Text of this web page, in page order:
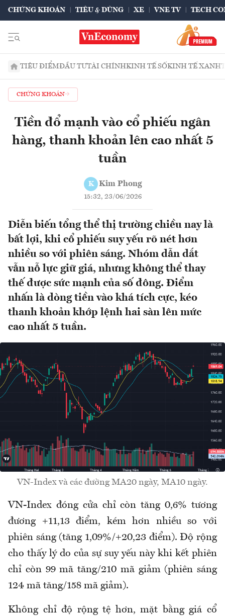
CHỨNG KHOÁN TIÊU & DÙNG XE VNE TV TECH
TIÊU ĐIỂMĐẦU TƯTÀI CHÍNHKINH TẾ SỐKINH TẾ XANH
CHỨNG KHOÁN
Tiền đổ mạnh vào cổ phiếu ngân
hàng, thanh khoản lên cao nhất 5
tuần
K Kim Phong
15:32, 23/06/2026
Diễn biến tổng thể thị trường chiều nay là
bất lợi, khi cổ phiếu suy yếu rõ nét hơn
nhiều so với phiên sáng. Nhóm dẫn dắt
vẫn nỗ lực giữ giá, nhưng không thể thay
thế được sức mạnh của số đông. Điểm
nhấn là dòng tiền vào khá tích cực, kéo
thanh khoản khớp lệnh hai sàn lên mức
cao nhất 5 tuần.
VN-Index và các đường MA20 ngày, MA10 ngày.
VN-Index đóng cửa chỉ còn tăng 0,6% tương
đương +11,13 điểm, kém hơn nhiều so với
phiên sáng (tăng 1,09%/+20,23 điểm). Độ rộng
cho thấy lý do của sự suy yếu này khi kết phiên
chỉ còn 99 mã tăng/210 mã giảm (phiên sáng
124 mã tăng/158 mã giảm).
Không chỉ độ rộng tệ hơn, mặt bằng giá cổ